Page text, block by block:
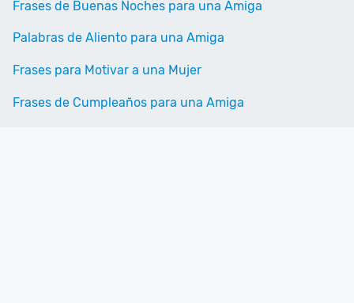
Frases de Buenas Noches para una Amiga
Palabras de Aliento para una Amiga
Frases para Motivar a una Mujer
Frases de Cumpleaños para una Amiga